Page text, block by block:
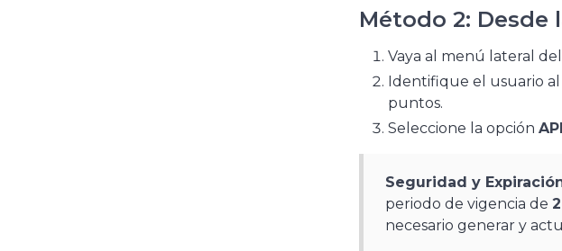
Método 2: Desde
Vaya al menú lateral
Identifique el usuario al
puntos.
Seleccione la opción
Seguridad y
periodo de vigencia de
necesario generar y